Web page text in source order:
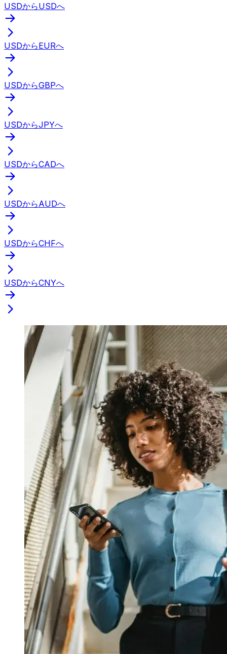
USDからUSDへ
USDからEURへ
USDからGBPへ
USDからJPYへ
USDからCADへ
USDからAUDへ
USDからCHFへ
USDからCNYへ